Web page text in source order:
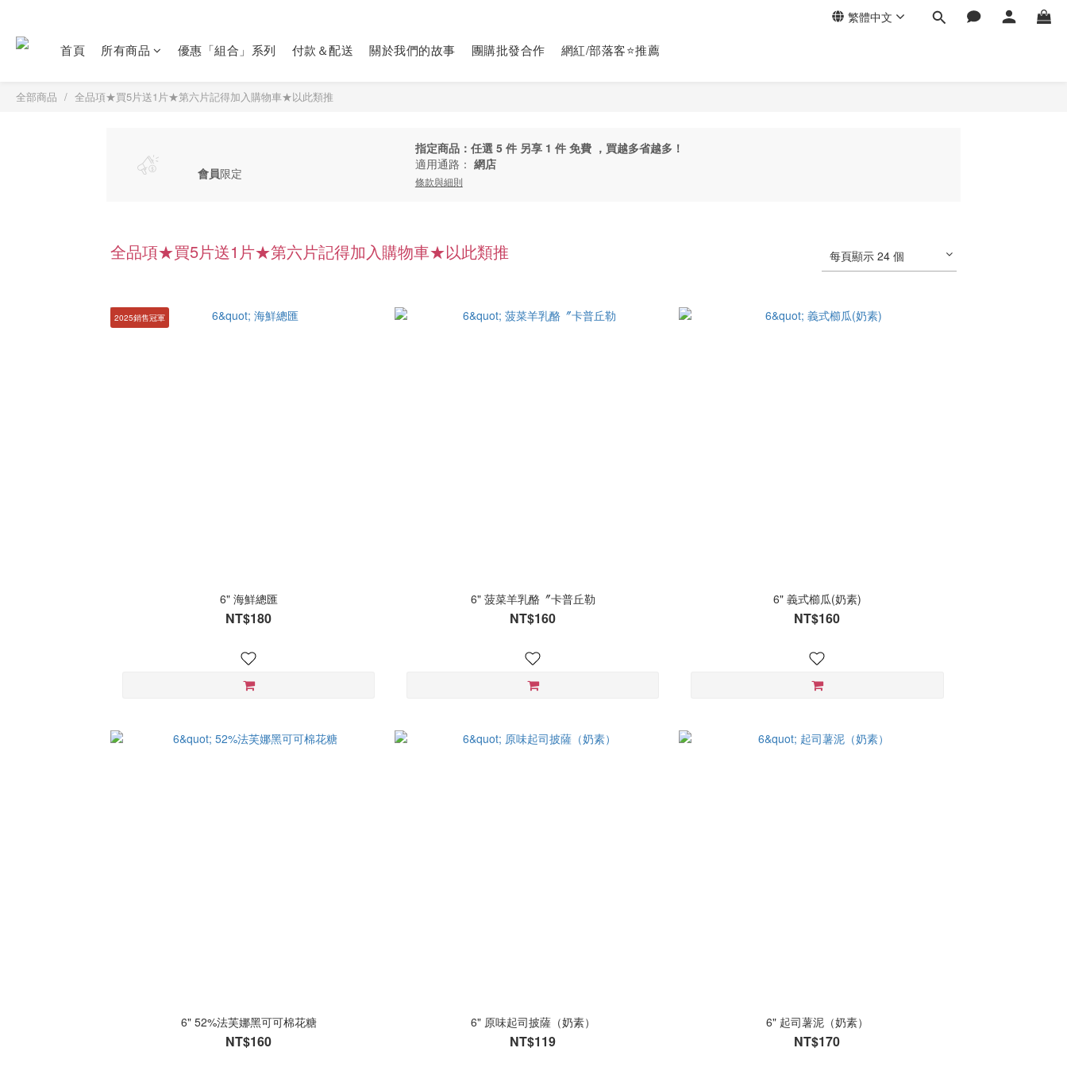
繁體中文
首頁 所有商品 優惠「組合」系列 付款＆配送 關於我們的故事 團購批發合作 網紅/部落客⭐推薦
全部商品 全品項★買5片送1片★第六片記得加入購物車★以此類推
會員限定
指定商品：任選 5 件 另享 1 件 免費 ，買越多省越多！
適用通路： 網店
條款與細則
全品項★買5片送1片★第六片記得加入購物車★以此類推 每頁顯示 24 個
2025銷售冠軍
6" 海鮮總匯
NT$180
6" 菠菜羊乳酪〞卡普丘勒
NT$160
6" 義式櫛瓜(奶素)
NT$160
6" 52%法芙娜黑可可棉花糖
NT$160
6" 原味起司披薩（奶素）
NT$119
6" 起司薯泥（奶素）
NT$170